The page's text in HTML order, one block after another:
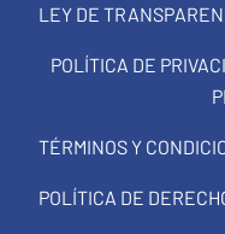
LEY DE
POLÍTICA DE
TÉRMINOS Y
POLÍTICA DE